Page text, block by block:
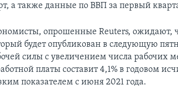
а также данные по ВВП за первый
опрошенные Reuters, ожидают,
будет опубликован в следующую
силы с увеличением числа рабочих
платы составит 4,1% в годовом
показателем с июня 2021 года.